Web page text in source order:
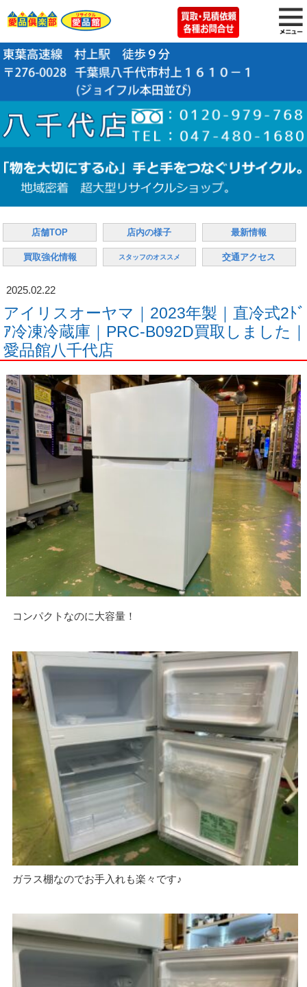
店舗TOP 店内の様子 最新情報
買取強化情報 スタッフのオススメ 交通アクセス
2025.02.22
アイリスオーヤマ｜2023年製｜直冷式2ﾄﾞ
ｱ冷凍冷蔵庫｜PRC-B092D買取しました｜
愛品館八千代店
コンパクトなのに大容量！
ガラス棚なのでお手入れも楽々です♪